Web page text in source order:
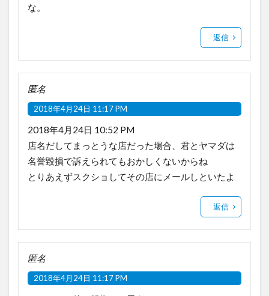
な。
返信
匿名
2018年4月24日 11:17 PM
2018年4月24日 10:52 PM
店名だしてまっとうな店だった場合、君とヤマダは
名誉毀損で訴えられてもおかしくないからね
とりあえずスクショしてその店にメールしといたよ
返信
匿名
2018年4月24日 11:17 PM